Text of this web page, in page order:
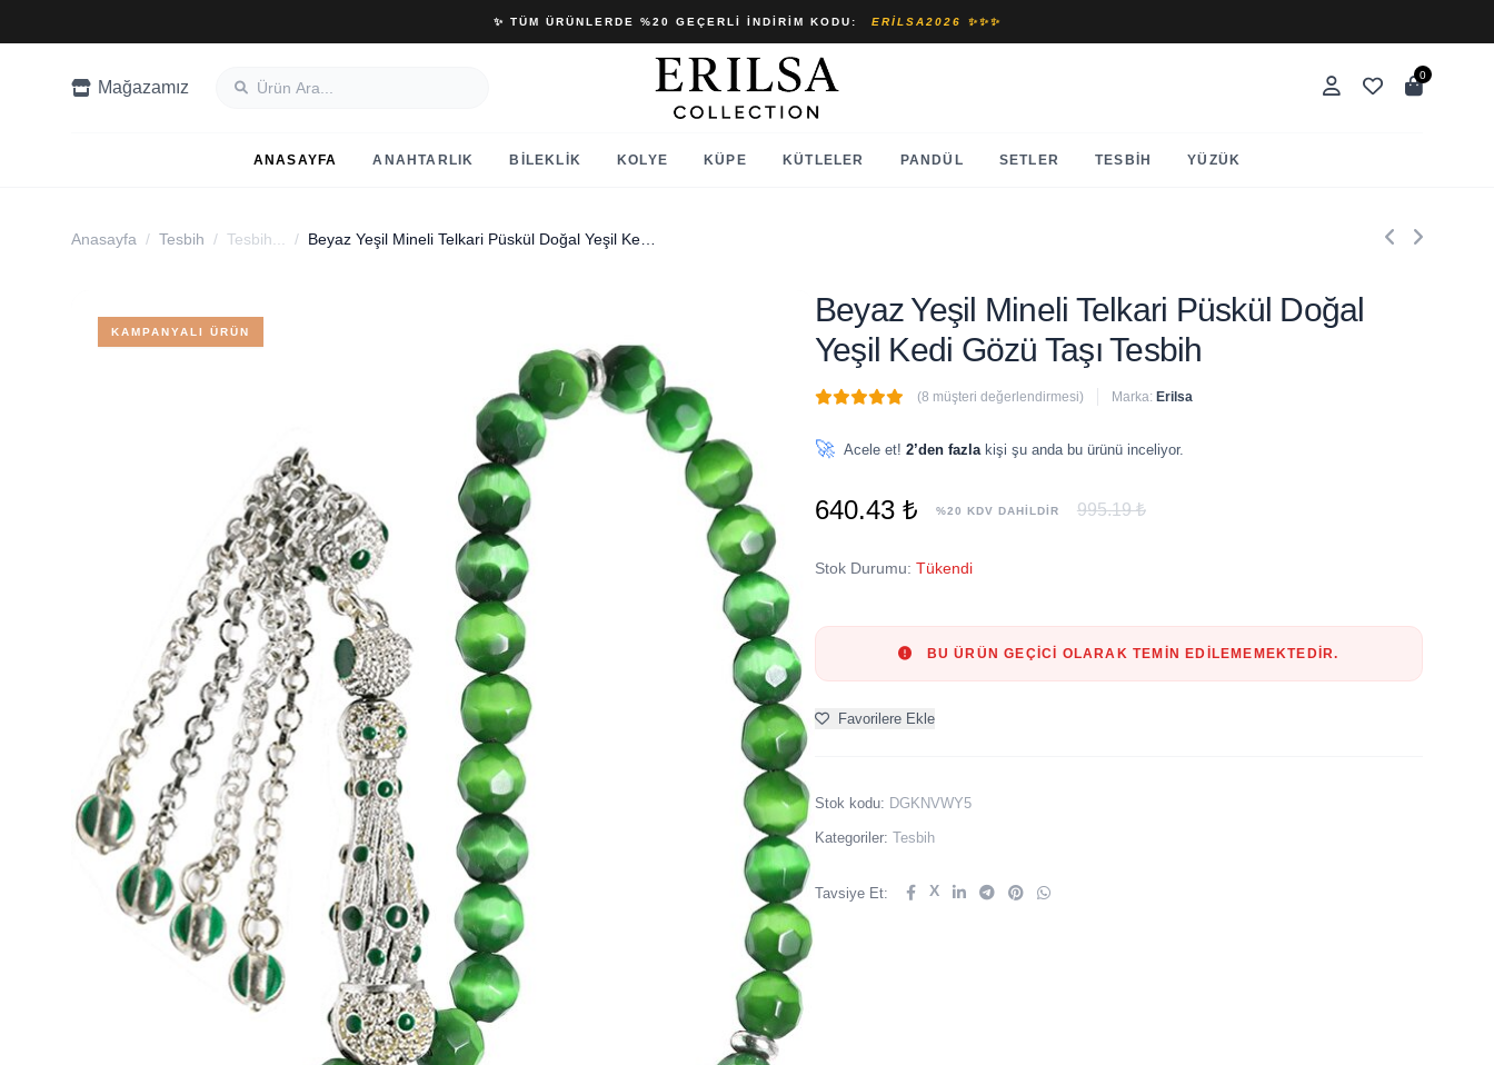
✨ TÜM ÜRÜNLERDE %20 GEÇERLI İNDIRIM KODU: ERILSA2026 ✨✨✨
Mağazamız
0
ANASAYFA ANAHTARLIK BILEKLIK KOLYE KÜPE KÜTLELER PANDÜL SETLER TESBIH YÜZÜK
Anasayfa / Tesbih / Tesbih... /
KAMPANYALI ÜRÜN
Beyaz Yeşil Mineli Telkari Püskül Doğal
Yeşil Kedi Gözü Taşı Tesbih
(8 müşteri değerlendirmesi) Marka: Erilsa
🚀 Acele et! 2’den fazlakişi şu anda bu ürünü inceliyor.
640.43 ₺ %20 KDV DAHİLDİR 995.19 ₺
Stok Durumu: Tükendi
BU ÜRÜN GEÇICI OLARAK TEMIN EDILEMEMEKTEDIR.
Favorilere Ekle
Stok kodu: DGKNVWY5
Kategoriler: Tesbih
Tavsiye Et: X